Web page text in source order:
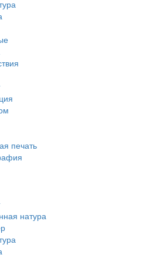
печать
натура